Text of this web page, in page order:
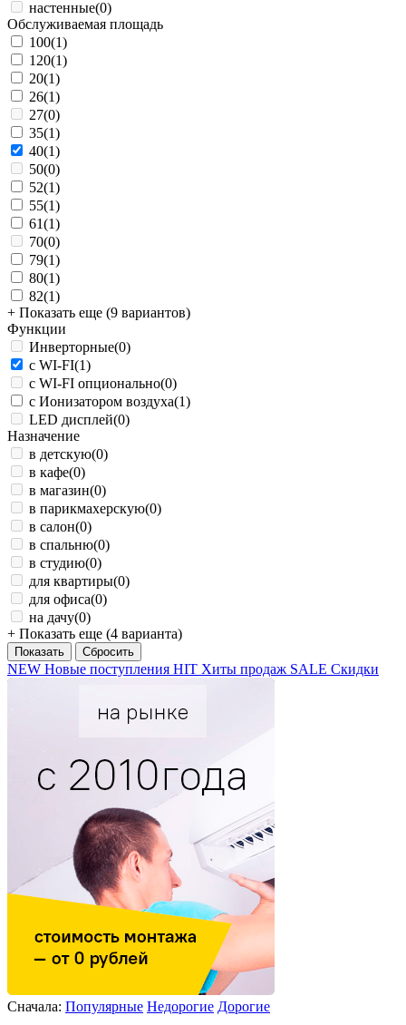
настенные(0)
Обслуживаемая площадь
100(1)
120(1)
20(1)
26(1)
27(0)
35(1)
40(1)
50(0)
52(1)
55(1)
61(1)
70(0)
79(1)
80(1)
82(1)
+ Показать еще (9 вариантов)
Функции
Инверторные(0)
с WI-FI(1)
с WI-FI опционально(0)
с Ионизатором воздуха(1)
LED дисплей(0)
Назначение
в детскую(0)
в кафе(0)
в магазин(0)
в парикмахерскую(0)
в салон(0)
в спальню(0)
в студию(0)
для квартиры(0)
для офиса(0)
на дачу(0)
+ Показать еще (4 варианта)
NEW Новые поступления HIT Хиты продаж SALE Скидки
Сначала: Популярные Недорогие Дорогие